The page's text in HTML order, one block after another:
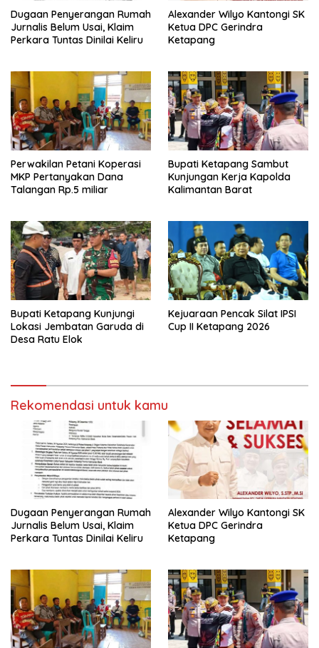
Dugaan Penyerangan Rumah
Jurnalis Belum Usai, Klaim
Perkara Tuntas Dinilai Keliru
Alexander Wilyo Kantongi SK
Ketua DPC Gerindra
Ketapang
Perwakilan Petani Koperasi
MKP Pertanyakan Dana
Talangan Rp.5 miliar
Bupati Ketapang Sambut
Kunjungan Kerja Kapolda
Kalimantan Barat
Bupati Ketapang Kunjungi
Lokasi Jembatan Garuda di
Desa Ratu Elok
Kejuaraan Pencak Silat IPSI
Cup II Ketapang 2026
Rekomendasi untuk kamu
Dugaan Penyerangan Rumah
Jurnalis Belum Usai, Klaim
Perkara Tuntas Dinilai Keliru
Alexander Wilyo Kantongi SK
Ketua DPC Gerindra
Ketapang